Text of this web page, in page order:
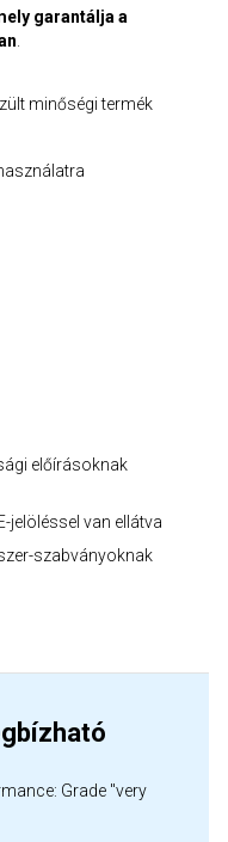
garantálja a
minőségi termék
előírásoknak
jelöléssel van ellátva
szabványoknak
Grade "very